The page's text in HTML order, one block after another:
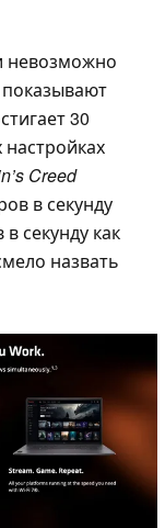
невозможно
показывают
30
Creed
в секунду
секунду как
назвать